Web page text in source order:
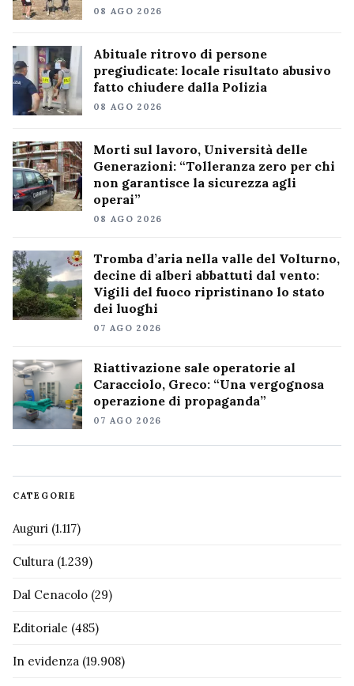
08 AGO 2026
Abituale ritrovo di persone
pregiudicate: locale risultato abusivo
fatto chiudere dalla Polizia
08 AGO 2026
Morti sul lavoro, Università delle
Generazioni: “Tolleranza zero per chi
non garantisce la sicurezza agli
operai”
08 AGO 2026
Tromba d’aria nella valle del Volturno,
decine di alberi abbattuti dal vento:
Vigili del fuoco ripristinano lo stato
dei luoghi
07 AGO 2026
Riattivazione sale operatorie al
Caracciolo, Greco: “Una vergognosa
operazione di propaganda”
07 AGO 2026
CATEGORIE
Auguri (1.117)
Cultura (1.239)
Dal Cenacolo (29)
Editoriale (485)
In evidenza (19.908)